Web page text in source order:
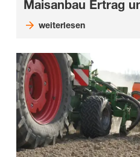
Maisanbau Ertrag
weiterlesen